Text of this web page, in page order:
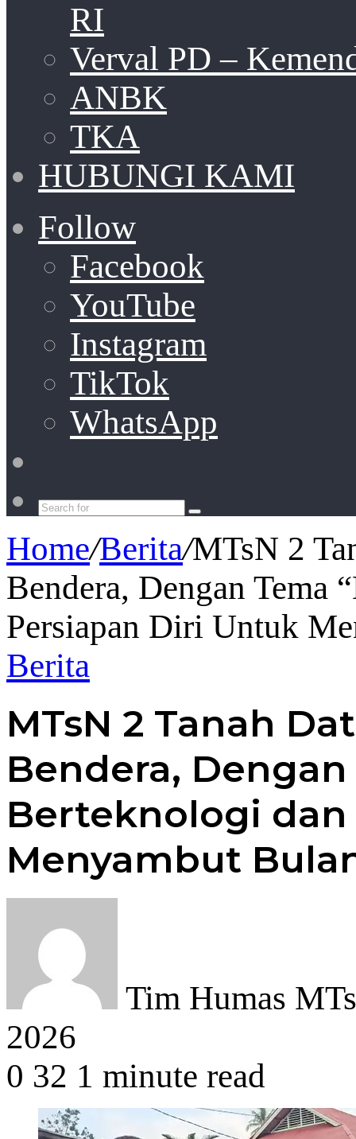
RI
Verval PD –
ANBK
TKA
HUBUNGI KAMI
Follow
Facebook
YouTube
Instagram
TikTok
WhatsApp
Search
Home/Berita/MTsN 2
Bendera, Dengan Tema
Persiapan Diri Untuk
Berita
MTsN 2 Tanah
Bendera,
Berteknologi
Menyambut
Tim Humas
2026
0 32 1 minute read